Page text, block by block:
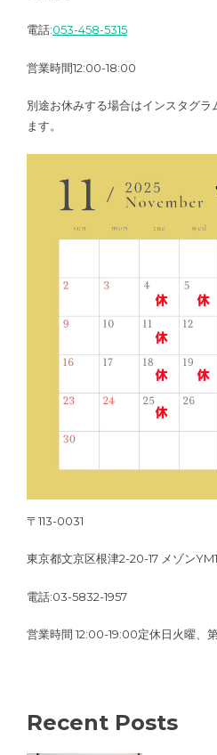
電話:053-458-5315
営業時間12:00-18:00
別途お休みする場合はインスタグラ
ます。
〒113-0031
東京都文京区根津2-20-17 メゾン
電話:03-5832-1957
営業時間 12:00-19:00定休日火曜、
Recent Posts